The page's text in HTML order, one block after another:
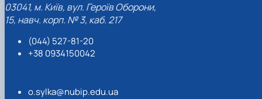
03041, м. Київ, вул. Героїв Оборони,
15, навч. корп. № 3, каб. 217
(044) 527-81-20
+38 0934150042
o.sylka@nubip.edu.ua